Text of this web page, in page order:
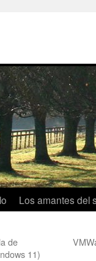
Los amantes del
de
11)